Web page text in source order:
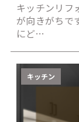
キッチンリフ
が向きがちで
にど…
キッチン